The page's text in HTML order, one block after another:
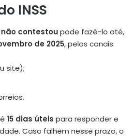
INSS
contestou pode fazê-lo até,
de 2025, pelos canais:
site);
15 dias úteis para responder e
Caso falhem nesse prazo, o